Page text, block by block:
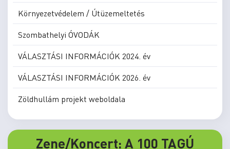
Környezetvédelem / Útüzemeltetés
Szombathelyi ÓVODÁK
VÁLASZTÁSI INFORMÁCIÓK 2024. év
VÁLASZTÁSI INFORMÁCIÓK 2026. év
Zöldhullám projekt weboldala
Zene/Koncert: A 100 TAGÚ